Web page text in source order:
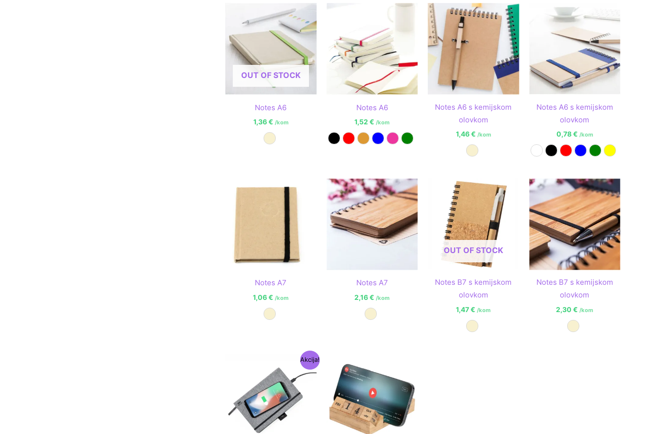
OUT OF STOCK
Notes A6
1,36€ /kom
Prirodna
Notes A6
1,52€ /kom
CrnaCrvenaNarančasta
PlavaRozaZelena
Notes A6 s kemijskom
olovkom
1,46€ /kom
Prirodna
Notes A6 s kemijskom
olovkom
0,78€ /kom
BijelaCrnaCrvena
PlavaZelenaŽuta
Notes A7
1,06€ /kom
Prirodna
Notes A7
2,16€ /kom
Prirodna
OUT OF STOCK
Notes B7 s kemijskom
olovkom
1,47€ /kom
Prirodna
Notes B7 s kemijskom
olovkom
2,30€ /kom
Prirodna
Akcija!
cijena
bila
je:
19,29 €.
Trenutna
cijena
15,24 €.